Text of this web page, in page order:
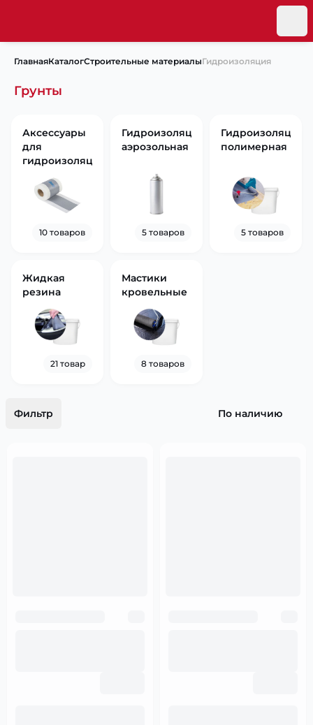
ГлавнаяКаталогСтроительные материалыГидроизоляция
Грунты
Аксессуары
для
гидроизоляции
10 товаров
Гидроизоляция
аэрозольная
5 товаров
Гидроизоляция
полимерная
5 товаров
Жидкая
резина
21 товар
Мастики
кровельные
8 товаров
Фильтр По наличию